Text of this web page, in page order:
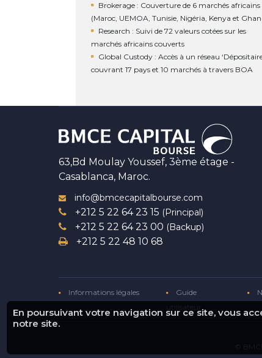
Brokerage : Couverture de 6 marchés africains
(Maroc, UEMOA, Tunisie, Nigéria, Kenya et
Research : Suivi de 72 valeurs cotées sur les
marchés africains couverts
Global Custody : Accès à un réseau
couvrant 17 pays et 10 marchés à travers BOA
En poursuivant votre navigation sur ce site, vous
notre site.
63,Bd Moulay Youssef, 3ème étage -
Casablanca, Maroc.
info@bmcecapitalbourse.com
+212 5 22 64 23 15 (Principal)
+212 5 22 64 23 00 (Backup)
+212 5 22 48 10 68
Informations légales
Guide